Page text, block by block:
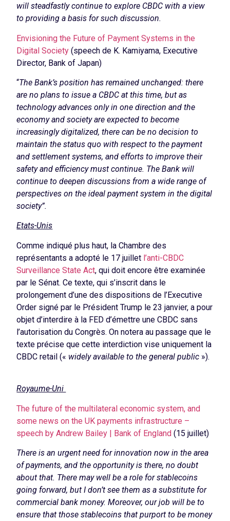
will steadfastly continue to explore CBDC with a view
to providing a basis for such discussion.
Envisioning the Future of Payment Systems in the
Digital Society (speech de K. Kamiyama, Executive
Director, Bank of Japan)
“The Bank’s position has remained unchanged: there
are no plans to issue a CBDC at this time, but as
technology advances only in one direction and the
economy and society are expected to become
increasingly digitalized, there can be no decision to
maintain the status quo with respect to the payment
and settlement systems, and efforts to improve their
safety and efficiency must continue. The Bank will
continue to deepen discussions from a wide range of
perspectives on the ideal payment system in the digital
society”.
Etats-Unis
Comme indiqué plus haut, la Chambre des
représentants a adopté le 17 juillet l’anti-CBDC
Surveillance State Act, qui doit encore être examinée
par le Sénat. Ce texte, qui s’inscrit dans le
prolongement d’une des dispositions de l’Executive
Order signé par le Président Trump le 23 janvier, a pour
objet d’interdire à la FED d’émettre une CBDC sans
l’autorisation du Congrès. On notera au passage que le
texte précise que cette interdiction vise uniquement la
CBDC retail (« widely available to the general public »).
Royaume-Uni
The future of the multilateral economic system, and
some news on the UK payments infrastructure –
speech by Andrew Bailey | Bank of England (15 juillet)
There is an urgent need for innovation now in the area
of payments, and the opportunity is there, no doubt
about that. There may well be a role for stablecoins
going forward, but I don’t see them as a substitute for
commercial bank money. Moreover, our job will be to
ensure that those stablecoins that purport to be money